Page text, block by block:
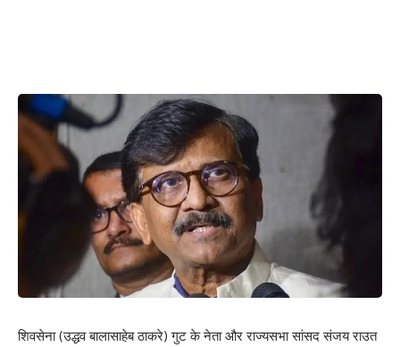
शिवसेना (उद्धव बालासाहेब ठाकरे) गुट के नेता और राज्यसभा सांसद संजय राउत